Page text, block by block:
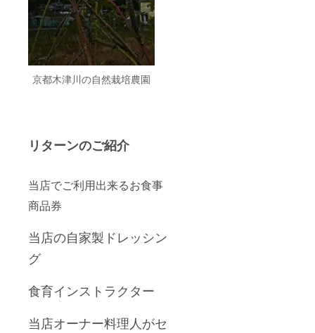
京都木津川の自然栽培農園
リターンのご紹介
当店でご利用出来るお食事
商品券
当店の自家製ドレッシン
グ
食育インストラクター
当店オーナー料理人がセ